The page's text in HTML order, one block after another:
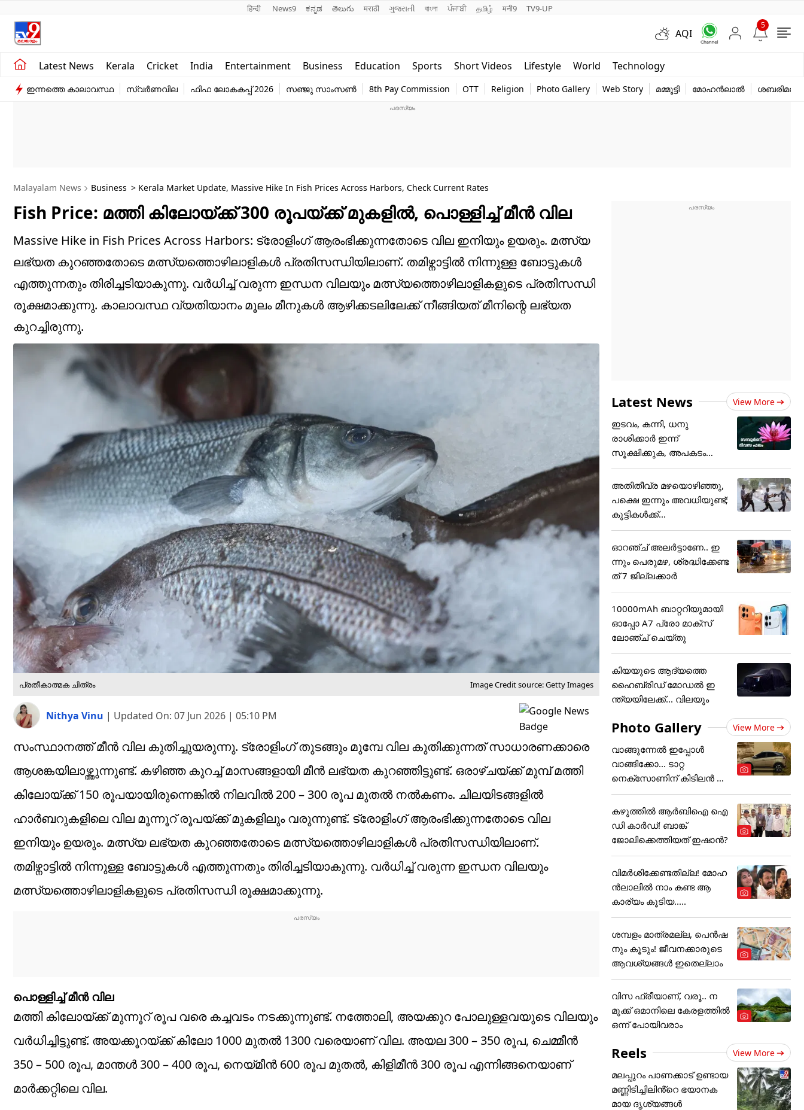
हिन्दी News9 ಕನ್ನಡ తెలుగు मराठी ગુજરાતી বাংলা ਪੰਜਾਬੀ தமிழ் मनी9 TV9-UP
AQI
5
Latest News Kerala Cricket India Entertainment Business Education Sports Short Videos Lifestyle World Technology
Kerala
India
Education
world
Web Story
ഇന്നത്തെ കാലാവസ്ഥ സ്വർണവില ഫിഫ ലോകകപ്പ് 2026 സഞ്ജു സാംസൺ 8th Pay Commission OTT Religion Photo Gallery Web Story മമ്മൂട്ടി മോഹൻലാൽ ശബരിമല
Malayalam News Business > Kerala Market Update, Massive Hike In Fish Prices Across Harbors, Check Current Rates
Fish Price: മത്തി കിലോയ്ക്ക് 300 രൂപയ്ക്ക് മുകളിൽ, പൊള്ളിച്ച് മീൻ വില
Massive Hike in Fish Prices Across Harbors: ട്രോളിംഗ് ആരംഭിക്കുന്നതോടെ വില ഇനിയും ഉയരും. മത്സ്യ
ലഭ്യത കുറഞ്ഞതോടെ മത്സ്യത്തൊഴിലാളികൾ പ്രതിസന്ധിയിലാണ്. തമിഴ്നാട്ടിൽ നിന്നുള്ള ബോട്ടുകൾ
എത്തുന്നതും തിരിച്ചടിയാകുന്നു. വർധിച്ച് വരുന്ന ഇന്ധന വിലയും മത്സ്യത്തൊഴിലാളികളുടെ പ്രതിസന്ധി
രൂക്ഷമാക്കുന്നു. കാലാവസ്ഥ വ്യതിയാനം മൂലം മീനുകൾ ആഴിക്കടലിലേക്ക് നീങ്ങിയത് മീനിന്റെ ലഭ്യത
കുറച്ചിരുന്നു.
പ്രതീകാത്മക ചിത്രം Image Credit source: Getty Images
Nithya Vinu | Updated On: 07 Jun 2026 | 05:10 PM
സംസ്ഥാനത്ത് മീൻ വില കുതിച്ചുയരുന്നു. ട്രോളിംഗ് തുടങ്ങും മുമ്പേ വില കുതിക്കുന്നത് സാധാരണക്കാരെ
ആശങ്കയിലാഴ്ത്തുന്നുണ്ട്. കഴിഞ്ഞ കുറച്ച് മാസങ്ങളായി മീൻ ലഭ്യത കുറഞ്ഞിട്ടുണ്ട്. ഒരാഴ്ചയ്ക്ക് മുമ്പ് മത്തി
കിലോയ്ക്ക് 150 രൂപയായിരുന്നെങ്കിൽ നിലവിൽ 200 – 300 രൂപ മുതൽ നൽകണം. ചിലയിടങ്ങളിൽ
ഹാർബറുകളിലെ വില മൂന്നൂറ് രൂപയ്ക്ക് മുകളിലും വരുന്നുണ്ട്. ട്രോളിംഗ് ആരംഭിക്കുന്നതോടെ വില
ഇനിയും ഉയരും. മത്സ്യ ലഭ്യത കുറഞ്ഞതോടെ മത്സ്യത്തൊഴിലാളികൾ പ്രതിസന്ധിയിലാണ്.
തമിഴ്നാട്ടിൽ നിന്നുള്ള ബോട്ടുകൾ എത്തുന്നതും തിരിച്ചടിയാകുന്നു. വർധിച്ച് വരുന്ന ഇന്ധന വിലയും
മത്സ്യത്തൊഴിലാളികളുടെ പ്രതിസന്ധി രൂക്ഷമാക്കുന്നു.
പൊള്ളിച്ച് മീൻ വില
മത്തി കിലോയ്ക്ക് മുന്നൂറ് രൂപ വരെ കച്ചവടം നടക്കുന്നുണ്ട്. നത്തോലി, അയക്കുറ പോലുള്ളവയുടെ വിലയും
വർധിച്ചിട്ടുണ്ട്. അയക്കൂറയ്ക്ക് കിലോ 1000 മുതൽ 1300 വരെയാണ് വില. അയല 300 – 350 രൂപ, ചെമ്മീൻ
350 – 500 രൂപ, മാന്തൾ 300 – 400 രൂപ, നെയ്മീൻ 600 രൂപ മുതൽ, കിളിമീൻ 300 രൂപ എന്നിങ്ങനെയാണ്
മാർക്കറ്റിലെ വില.
Latest News View More
ഇടവം, കന്നി, ധനു
രാശിക്കാർ ഇന്ന്
സൂക്ഷിക്കുക, അ‌പകടം
കൂടെയുണ്ട്!
അതിതീവ്ര മഴയൊഴിഞ്ഞു,
പക്ഷെ ഇന്നും അവധിയുണ്ട്;
കുട്ടികള്‍ക്ക്...
ഓറഞ്ച് അലർട്ടാണേ.. ഇ
ന്നും പെരുമഴ, ശ്രദ്ധിക്കേണ്ട
ത് 7 ജില്ലക്കാർ
10000mAh ബാറ്ററിയുമായി
ഓപ്പോ A7 പ്രോ മാക്സ്
ലോഞ്ച് ചെയ്തു
കിയയുടെ ആദ്യത്തെ
ഹൈബ്രിഡ് മോഡൽ ഇ
ന്ത്യയിലേക്ക്... വിലയും
Photo Gallery View More
വാങ്ങുന്നേൽ ഇപ്പോൾ
വാങ്ങിക്കോ... ടാറ്റ
നെക്സോണിന് കിടിലൻ ഓ
ഫർ
കഴുത്തില്‍ ആര്‍ബിഐ ഐ
ഡി കാര്‍ഡ്! ബാങ്ക്
ജോലിക്കെത്തിയത് ഇഷാന്‍?
വിമർശിക്കേണ്ടതില്ല! മോഹ
ൻലാലിൽ നാം കണ്ട ആ
കാര്യം കൂടിയ.....
ശമ്പളം മാത്രമല്ല, പെൻഷ
നും കൂടും! ജീവനക്കാരുടെ
ആവശ്യങ്ങൾ ഇതെല്ലാം
വിസ ഫ്രീയാണ്, വരൂ.. ന
മുക്ക് ഒമാനിലെ കേരളത്തിൽ
ഒന്ന് പോയിവരാം
Reels View More
മലപ്പുറം പാണക്കാട് ഉണ്ടായ
മണ്ണിടിച്ചിലിൻ്റെ ഭയാനക
മായ ദൃശ്യങ്ങൾ